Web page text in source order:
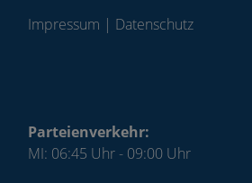
Impressum | Datenschutz
Parteienverkehr:
MI: 06:45 Uhr - 09:00 Uhr